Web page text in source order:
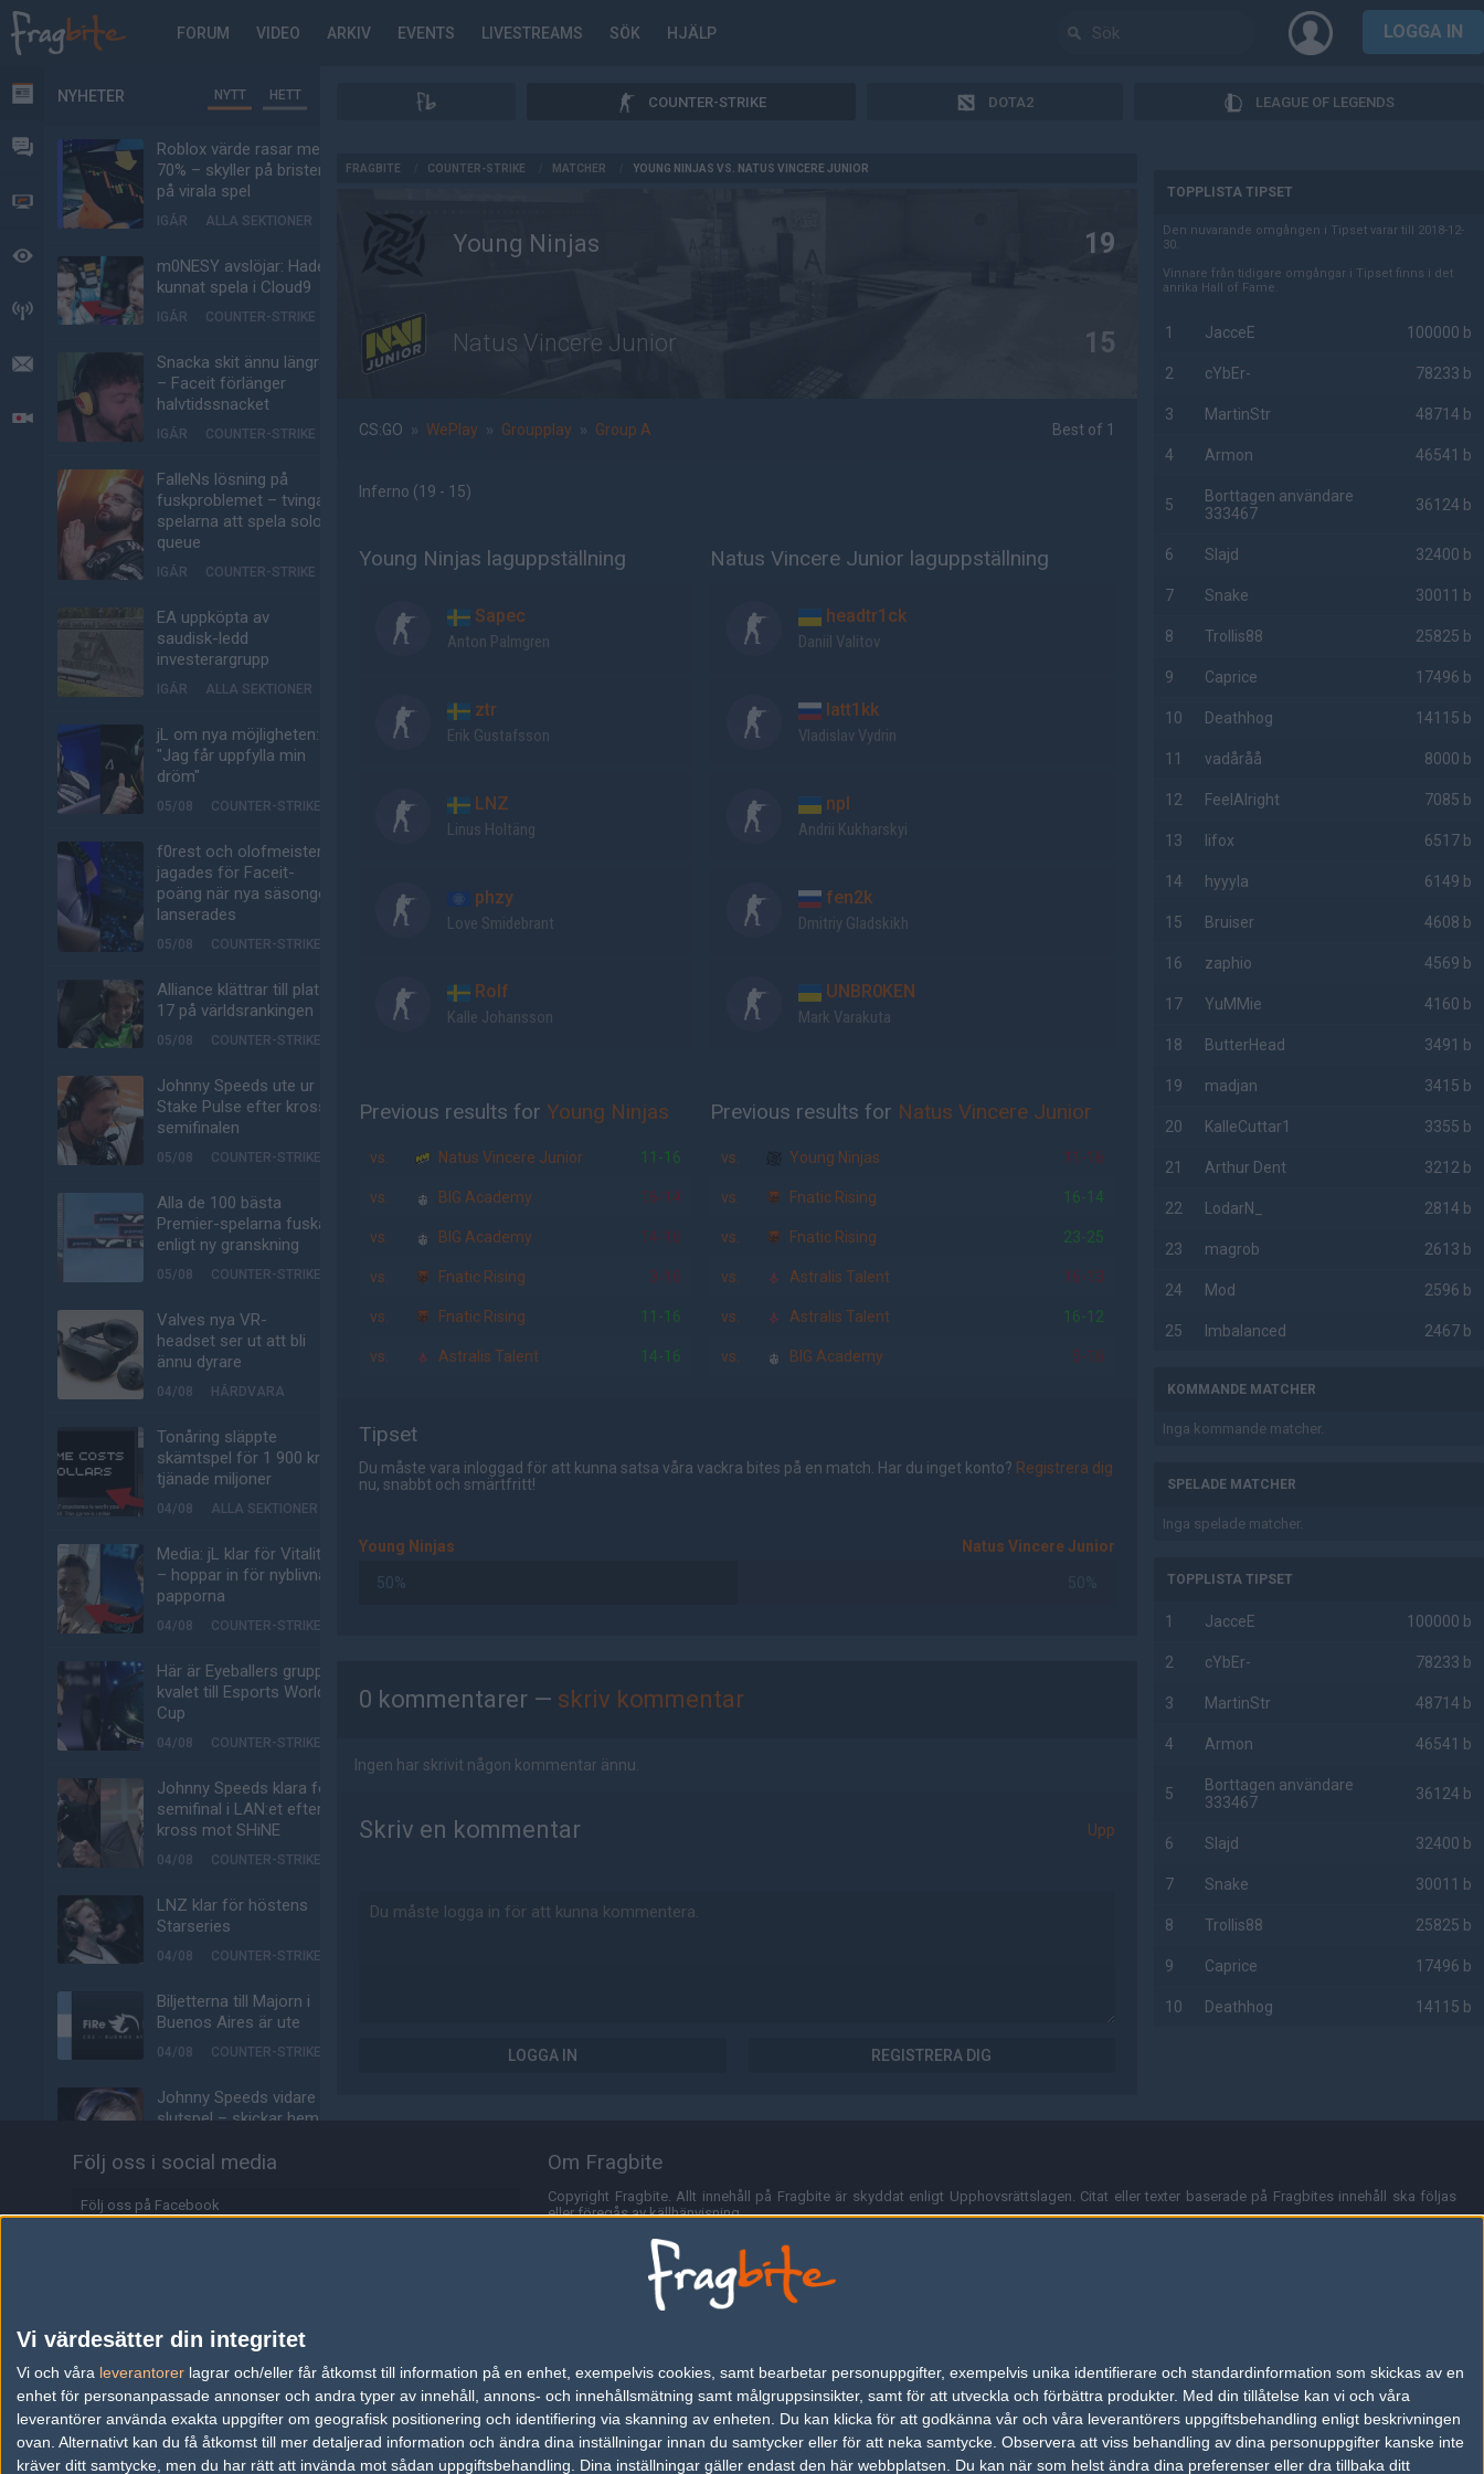
Vi värdesätter din integritet
Vi och våra leverantorer lagrar och/eller får åtkomst till information på en enhet, exempelvis cookies, samt bearbetar personuppgifter, exempelvis unika identifierare och standardinformation som skickas av en
enhet för personanpassade annonser och andra typer av innehåll, annons- och innehållsmätning samt målgruppsinsikter, samt för att utveckla och förbättra produkter. Med din tillåtelse kan vi och våra
leverantörer använda exakta uppgifter om geografisk positionering och identifiering via skanning av enheten. Du kan klicka för att godkänna vår och våra leverantörers uppgiftsbehandling enligt beskrivningen
ovan. Alternativt kan du få åtkomst till mer detaljerad information och ändra dina inställningar innan du samtycker eller för att neka samtycke. Observera att viss behandling av dina personuppgifter kanske inte
kräver ditt samtycke, men du har rätt att invända mot sådan uppgiftsbehandling. Dina inställningar gäller endast den här webbplatsen. Du kan när som helst ändra dina preferenser eller dra tillbaka ditt
FORUM VIDEO ARKIV EVENTS LIVESTREAMS SÖK HJÄLP LOGGA IN
NYHETER
FORUM
VIDEO
BEVAKAT
HÄNDELSER
MEDDELANDEN
LIVESÄNDNINGAR
NYHETER NYTT HETT
Roblox värde rasar med
70% – skyller på bristen
på virala spel
IGÅR ALLA SEKTIONER
m0NESY avslöjar: Hade
kunnat spela i Cloud9
IGÅR COUNTER-STRIKE
Snacka skit ännu längre
– Faceit förlänger
halvtidssnacket
IGÅR COUNTER-STRIKE
FalleNs lösning på
fuskproblemet – tvinga
spelarna att spela solo-
queue
IGÅR COUNTER-STRIKE
EA uppköpta av
saudisk-ledd
investerargrupp
IGÅR ALLA SEKTIONER
jL om nya möjligheten:
"Jag får uppfylla min
dröm"
05/08 COUNTER-STRIKE
f0rest och olofmeister
jagades för Faceit-
poäng när nya säsongen
lanserades
05/08 COUNTER-STRIKE
Alliance klättrar till plats
17 på världsrankingen
05/08 COUNTER-STRIKE
Johnny Speeds ute ur
Stake Pulse efter kross i
semifinalen
05/08 COUNTER-STRIKE
Alla de 100 bästa
Premier-spelarna fuskar
enligt ny granskning
05/08 COUNTER-STRIKE
Valves nya VR-
headset ser ut att bli
ännu dyrare
04/08 HÅRDVARA
Tonåring släppte
skämtspel för 1 900 kr –
tjänade miljoner
04/08 ALLA SEKTIONER
Media: jL klar för Vitality
– hoppar in för nyblivna
papporna
04/08 COUNTER-STRIKE
Här är Eyeballers grupp i
kvalet till Esports World
Cup
04/08 COUNTER-STRIKE
Johnny Speeds klara för
semifinal i LAN:et efter
kross mot SHiNE
04/08 COUNTER-STRIKE
LNZ klar för höstens
Starseries
04/08 COUNTER-STRIKE
Biljetterna till Majorn i
Buenos Aires är ute
04/08 COUNTER-STRIKE
Johnny Speeds vidare till
slutspel – skickar hem
Pulse
Johnny Speeds slår ut
Lilmix, möter Metizport i
avgörande matchen
03/08 COUNTER-STRIKE
Metizport slår Johnny
COUNTER-STRIKE DOTA2 LEAGUE OF LEGENDS
FRAGBITE COUNTER-STRIKE MATCHER YOUNG NINJAS VS. NATUS VINCERE JUNIOR
Young Ninjas 19
Natus Vincere Junior 15
CS:GO » WePlay » Groupplay » Group A Best of 1
Inferno (19 - 15)
Young Ninjas laguppställning
Sapec
Anton Palmgren
ztr
Erik Gustafsson
LNZ
Linus Holtäng
phzy
Love Smidebrant
Rolf
Kalle Johansson
Natus Vincere Junior laguppställning
headtr1ck
Daniil Valitov
latt1kk
Vladislav Vydrin
npl
Andrii Kukharskyi
fen2k
Dmitriy Gladskikh
UNBR0KEN
Mark Varakuta
Previous results for Young Ninjas
vs. Natus Vincere Junior 11-16
vs. BIG Academy 16-14
vs. BIG Academy 14-16
vs. Fnatic Rising 3-16
vs. Fnatic Rising 11-16
vs. Astralis Talent 14-16
Previous results for Natus Vincere Junior
vs. Young Ninjas 11-16
vs. Fnatic Rising 16-14
vs. Fnatic Rising 23-25
vs. Astralis Talent 16-13
vs. Astralis Talent 16-12
vs. BIG Academy 5-16
Tipset
Du måste vara inloggad för att kunna satsa våra vackra bites på en match. Har du inget konto? Registrera dig
nu, snabbt och smärtfritt!
Young Ninjas Natus Vincere Junior
50% 50%
0 kommentarer — skriv kommentar
Ingen har skrivit någon kommentar ännu.
Skriv en kommentar Upp
LOGGA IN REGISTRERA DIG
TOPPLISTA TIPSET
Den nuvarande omgången i Tipset varar till 2018-12-
30.
Vinnare från tidigare omgångar i Tipset finns i det
anrika Hall of Fame.
1 JacceE 100000 b
2 cYbEr- 78233 b
3 MartinStr 48714 b
4 Armon 46541 b
5
Borttagen användare
333467
36124 b
6 Slajd 32400 b
7 Snake 30011 b
8 Trollis88 25825 b
9 Caprice 17496 b
10 Deathhog 14115 b
11 vadåråå 8000 b
12 FeelAlright 7085 b
13 lifox 6517 b
14 hyyyla 6149 b
15 Bruiser 4608 b
16 zaphio 4569 b
17 YuMMie 4160 b
18 ButterHead 3491 b
19 madjan 3415 b
20 KalleCuttar1 3355 b
21 Arthur Dent 3212 b
22 LodarN_ 2814 b
23 magrob 2613 b
24 Mod 2596 b
25 Imbalanced 2467 b
KOMMANDE MATCHER
Inga kommande matcher.
SPELADE MATCHER
Inga spelade matcher.
TOPPLISTA TIPSET
1 JacceE 100000 b
2 cYbEr- 78233 b
3 MartinStr 48714 b
4 Armon 46541 b
5
Borttagen användare
333467
36124 b
6 Slajd 32400 b
7 Snake 30011 b
8 Trollis88 25825 b
9 Caprice 17496 b
10 Deathhog 14115 b
Följ oss i social media
Följ oss på Facebook
Information
Annonsering
Copyright och Privacy Policy
Om Fragbite
Copyright Fragbite. Allt innehåll på Fragbite är skyddat enligt Upphovsrättslagen. Citat eller texter baserade på Fragbites innehåll ska följas
eller föregås av källhänvisning.
Alla åsikter uttryckta på Fragbite representerar varje enskild skribent och överensstämmer inte nödvändigtvis med Fragbites åsikter.
Programmering och design av Fredric Bohlin. För frågor rörande sajten kan du skicka iväg ett email till
Fragbite använder cookies för att spara användarspecifik information så som t.ex. användarnamn. Cookies sparas även när man deltar i
omröstningar och för att föra statistik. För att slippa cookies kan du stänga av cookies i din webbläsares inställningar eller välja att inte
besöka Fragbite. Den här textraden finns här på grund av lagen om elektronisk kommunikation som trädde i kraft 25 juli 2003.
Annonsering